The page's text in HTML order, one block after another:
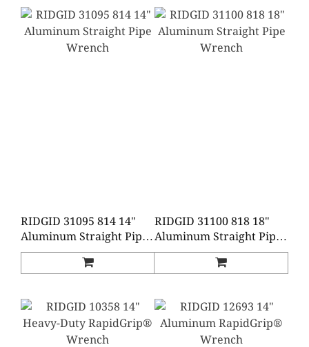
RIDGID 31095 814 14"
Aluminum Straight Pipe
Wrench
RIDGID 31100 818 18"
Aluminum Straight Pipe
Wrench